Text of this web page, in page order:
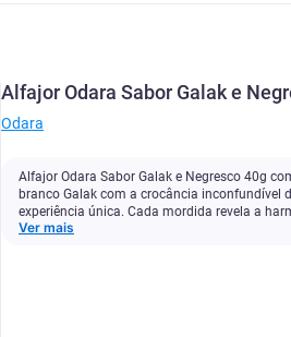
Alfajor Odara Sabor Galak e
Odara
Alfajor Odara Sabor Galak e Negresco 40g
branco Galak com a crocância inconfundível
experiência única. Cada mordida revela a
Ver mais